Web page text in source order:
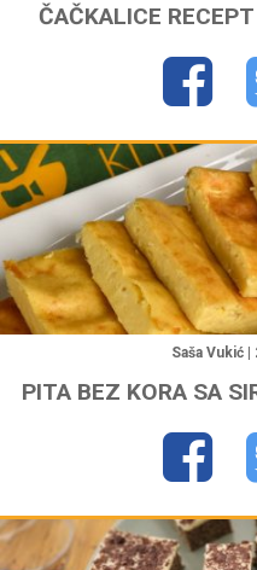
ČAČKALICE
Saša Vukić
PITA BEZ KORA SA